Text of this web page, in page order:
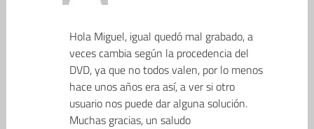
Hola Miguel, igual quedó mal grabado, a
veces cambia según la procedencia del
DVD, ya que no todos valen, por lo menos
hace unos años era así, a ver si otro
usuario nos puede dar alguna solución.
Muchas gracias, un saludo